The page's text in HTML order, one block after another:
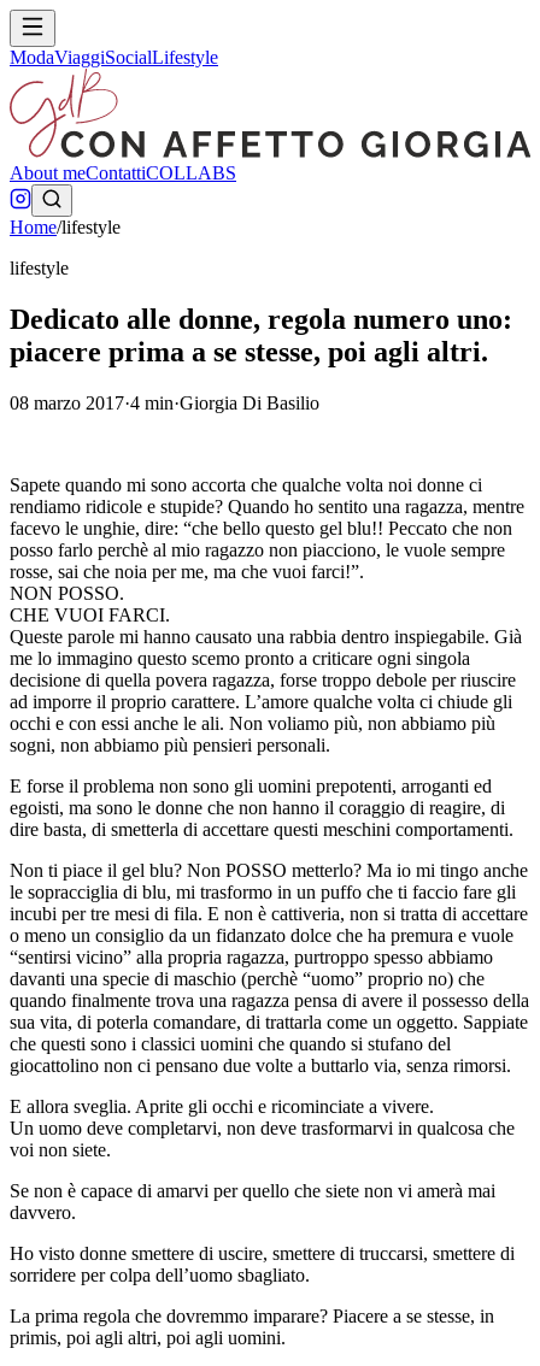
ModaViaggiSocialLifestyle
About meContattiCOLLABS
Home/lifestyle
lifestyle
Dedicato alle donne, regola numero uno:
piacere prima a se stesse, poi agli altri.
08 marzo 2017·4 min·Giorgia Di Basilio
Sapete quando mi sono accorta che qualche volta noi donne ci
rendiamo ridicole e stupide? Quando ho sentito una ragazza, mentre
facevo le unghie, dire: “che bello questo gel blu!! Peccato che non
posso farlo perchè al mio ragazzo non piacciono, le vuole sempre
rosse, sai che noia per me, ma che vuoi farci!”.
NON POSSO.
CHE VUOI FARCI.
Queste parole mi hanno causato una rabbia dentro inspiegabile. Già
me lo immagino questo scemo pronto a criticare ogni singola
decisione di quella povera ragazza, forse troppo debole per riuscire
ad imporre il proprio carattere. L’amore qualche volta ci chiude gli
occhi e con essi anche le ali. Non voliamo più, non abbiamo più
sogni, non abbiamo più pensieri personali.
E forse il problema non sono gli uomini prepotenti, arroganti ed
egoisti, ma sono le donne che non hanno il coraggio di reagire, di
dire basta, di smetterla di accettare questi meschini comportamenti.
Non ti piace il gel blu? Non POSSO metterlo? Ma io mi tingo anche
le sopracciglia di blu, mi trasformo in un puffo che ti faccio fare gli
incubi per tre mesi di fila. E non è cattiveria, non si tratta di accettare
o meno un consiglio da un fidanzato dolce che ha premura e vuole
“sentirsi vicino” alla propria ragazza, purtroppo spesso abbiamo
davanti una specie di maschio (perchè “uomo” proprio no) che
quando finalmente trova una ragazza pensa di avere il possesso della
sua vita, di poterla comandare, di trattarla come un oggetto. Sappiate
che questi sono i classici uomini che quando si stufano del
giocattolino non ci pensano due volte a buttarlo via, senza rimorsi.
E allora sveglia. Aprite gli occhi e ricominciate a vivere.
Un uomo deve completarvi, non deve trasformarvi in qualcosa che
voi non siete.
Se non è capace di amarvi per quello che siete non vi amerà mai
davvero.
Ho visto donne smettere di uscire, smettere di truccarsi, smettere di
sorridere per colpa dell’uomo sbagliato.
La prima regola che dovremmo imparare? Piacere a se stesse, in
primis, poi agli altri, poi agli uomini.